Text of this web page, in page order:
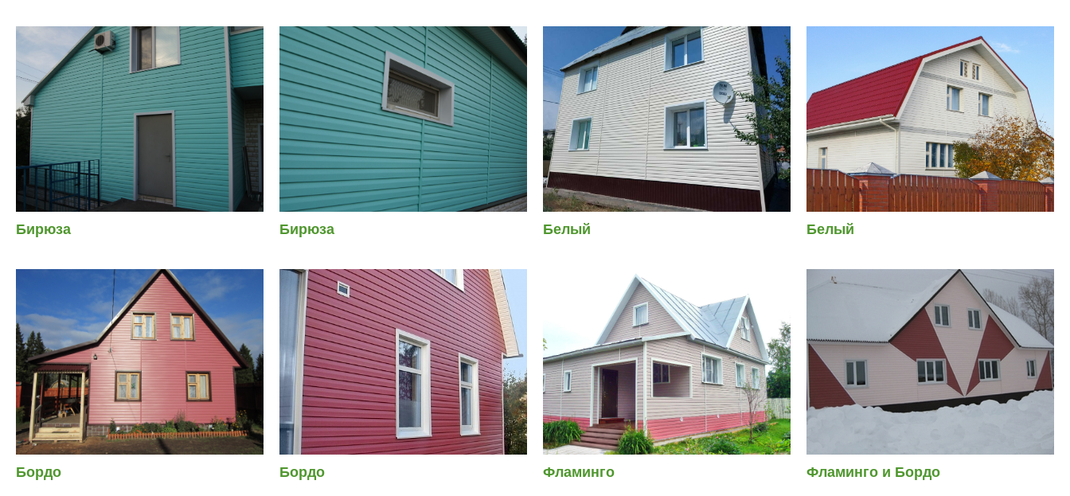
Бирюза Бирюза Белый Белый
Бордо Бордо Фламинго Фламинго и Бордо